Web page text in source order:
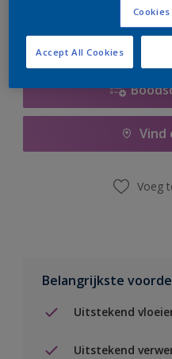
Vind
Voeg
Belangrijkste
Uitstekend
Uitstekend
Accept All Cookies